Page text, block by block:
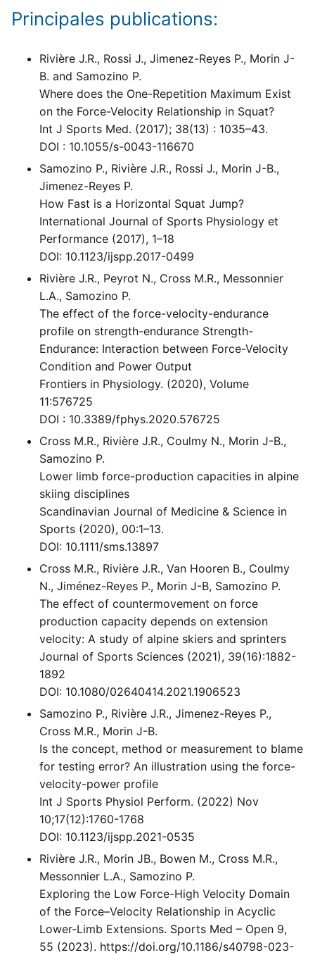
Principales publications:
Rivière J.R., Rossi J., Jimenez-Reyes P., Morin J-
B. and Samozino P.
Where does the One-Repetition Maximum Exist
on the Force-Velocity Relationship in Squat?
Int J Sports Med. (2017); 38(13) : 1035–43.
DOI : 10.1055/s-0043-116670
Samozino P., Rivière J.R., Rossi J., Morin J-B.,
Jimenez-Reyes P.
How Fast is a Horizontal Squat Jump?
International Journal of Sports Physiology et
Performance (2017), 1–18
DOI: 10.1123/ijspp.2017-0499
Rivière J.R., Peyrot N., Cross M.R., Messonnier
L.A., Samozino P.
The effect of the force-velocity-endurance
profile on strength-endurance Strength-
Endurance: Interaction between Force-Velocity
Condition and Power Output
Frontiers in Physiology. (2020), Volume
11:576725
DOI : 10.3389/fphys.2020.576725
Cross M.R., Rivière J.R., Coulmy N., Morin J-B.,
Samozino P.
Lower limb force-production capacities in alpine
skiing disciplines
Scandinavian Journal of Medicine & Science in
Sports (2020), 00:1–13.
DOI: 10.1111/sms.13897
Cross M.R., Rivière J.R., Van Hooren B., Coulmy
N., Jiménez-Reyes P., Morin J-B, Samozino P.
The effect of countermovement on force
production capacity depends on extension
velocity: A study of alpine skiers and sprinters
Journal of Sports Sciences (2021), 39(16):1882-
1892
DOI: 10.1080/02640414.2021.1906523
Samozino P., Rivière J.R., Jimenez-Reyes P.,
Cross M.R., Morin J-B.
Is the concept, method or measurement to blame
for testing error? An illustration using the force-
velocity-power profile
Int J Sports Physiol Perform. (2022) Nov
10;17(12):1760-1768
DOI: 10.1123/ijspp.2021-0535
Rivière J.R., Morin JB., Bowen M., Cross M.R.,
Messonnier L.A., Samozino P.
Exploring the Low Force-High Velocity Domain
of the Force–Velocity Relationship in Acyclic
Lower-Limb Extensions. Sports Med – Open 9,
55 (2023). https://doi.org/10.1186/s40798-023-